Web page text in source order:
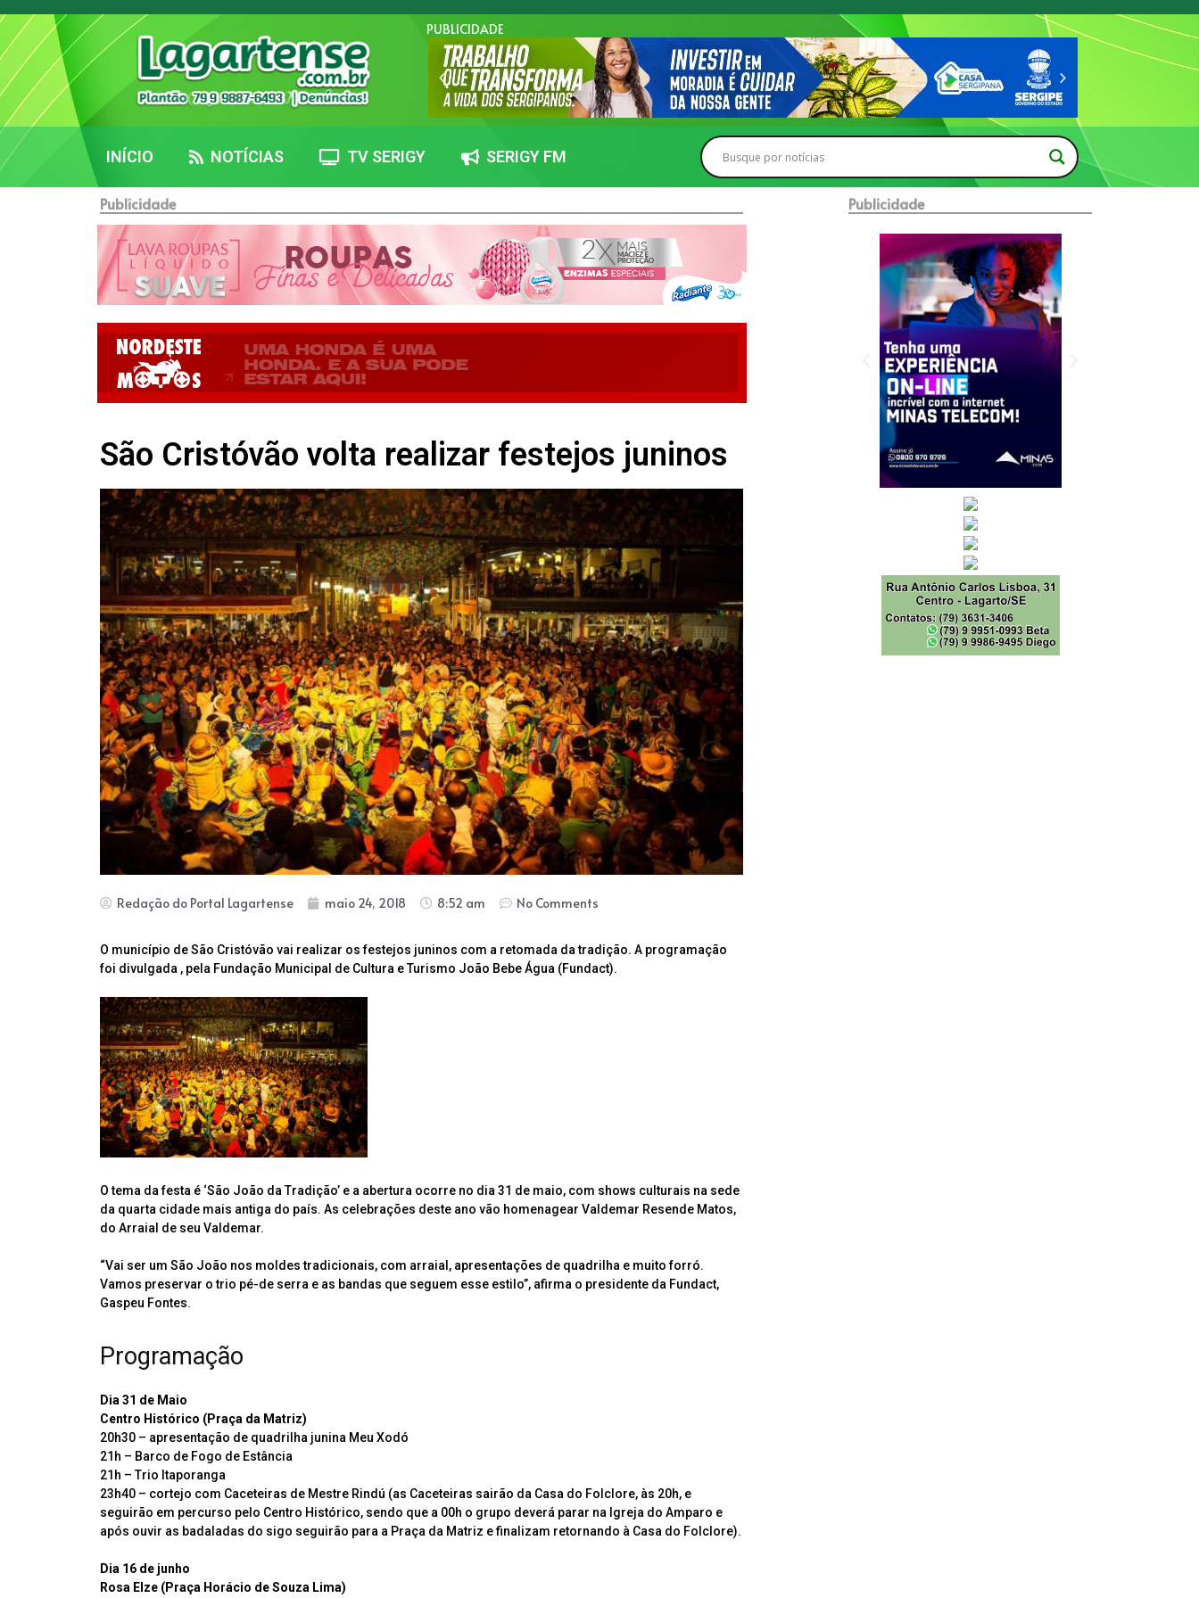
PUBLICIDADE
INÍCIO NOTÍCIAS TV SERIGY SERIGY FM
Publicidade
São Cristóvão volta realizar festejos juninos
Redação do Portal Lagartense maio 24, 2018 8:52 am No Comments
O município de São Cristóvão vai realizar os festejos juninos com a retomada da tradição. A programação
foi divulgada , pela Fundação Municipal de Cultura e Turismo João Bebe Água (Fundact).
O tema da festa é ‘São João da Tradição’ e a abertura ocorre no dia 31 de maio, com shows culturais na sede
da quarta cidade mais antiga do país. As celebrações deste ano vão homenagear Valdemar Resende Matos,
do Arraial de seu Valdemar.
“Vai ser um São João nos moldes tradicionais, com arraial, apresentações de quadrilha e muito forró.
Vamos preservar o trio pé-de serra e as bandas que seguem esse estilo”, afirma o presidente da Fundact,
Gaspeu Fontes.
Programação
Dia 31 de Maio
Centro Histórico (Praça da Matriz)
20h30 – apresentação de quadrilha junina Meu Xodó
21h – Barco de Fogo de Estância
21h – Trio Itaporanga
23h40 – cortejo com Caceteiras de Mestre Rindú (as Caceteiras sairão da Casa do Folclore, às 20h, e
seguirão em percurso pelo Centro Histórico, sendo que a 00h o grupo deverá parar na Igreja do Amparo e
após ouvir as badaladas do sigo seguirão para a Praça da Matriz e finalizam retornando à Casa do Folclore).
Dia 16 de junho
Rosa Elze (Praça Horácio de Souza Lima)
Publicidade